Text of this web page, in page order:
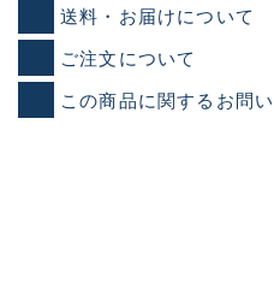
送料・お届けについて
ご注文について
この商品に関するお問